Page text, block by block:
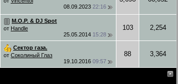
08.09.2023 22:16
M.O.P. & DJ Spot
от Handle
25.05.2014 15:28
103 2,254
Сектор газа.
от Соколиный Глаз
19.10.2016 09:57
88 3,364